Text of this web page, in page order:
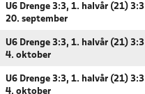
U6 Drenge 3:3, 1. halvår (21) 3:3
20. september
U6 Drenge 3:3, 1. halvår (21) 3:3
4. oktober
U6 Drenge 3:3, 1. halvår (21) 3:3
4. oktober